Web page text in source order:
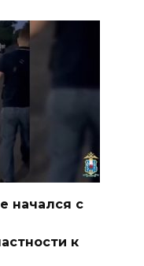
начался с
к